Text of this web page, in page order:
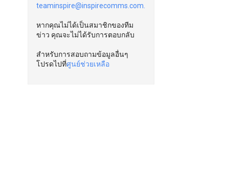
teaminspire@inspirecomms.com.
หากคุณไม่ได้เป็นสมาชิกของทีม
ข่าว คุณจะไม่ได้รับการตอบกลับ
สำหรับการสอบถามข้อมูลอื่นๆ
โปรดไปที่ศูนย์ช่วยเหลือ